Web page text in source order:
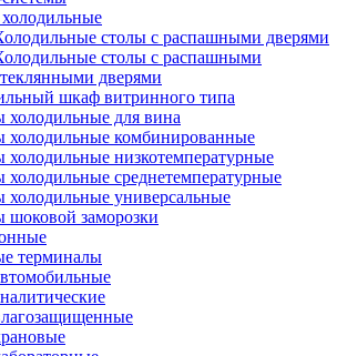
столы с распашными дверями
столы с распашными
дверями
шкаф витринного типа
для вина
комбинированные
низкотемпературные
среднетемпературные
универсальные
заморозки
терминалы